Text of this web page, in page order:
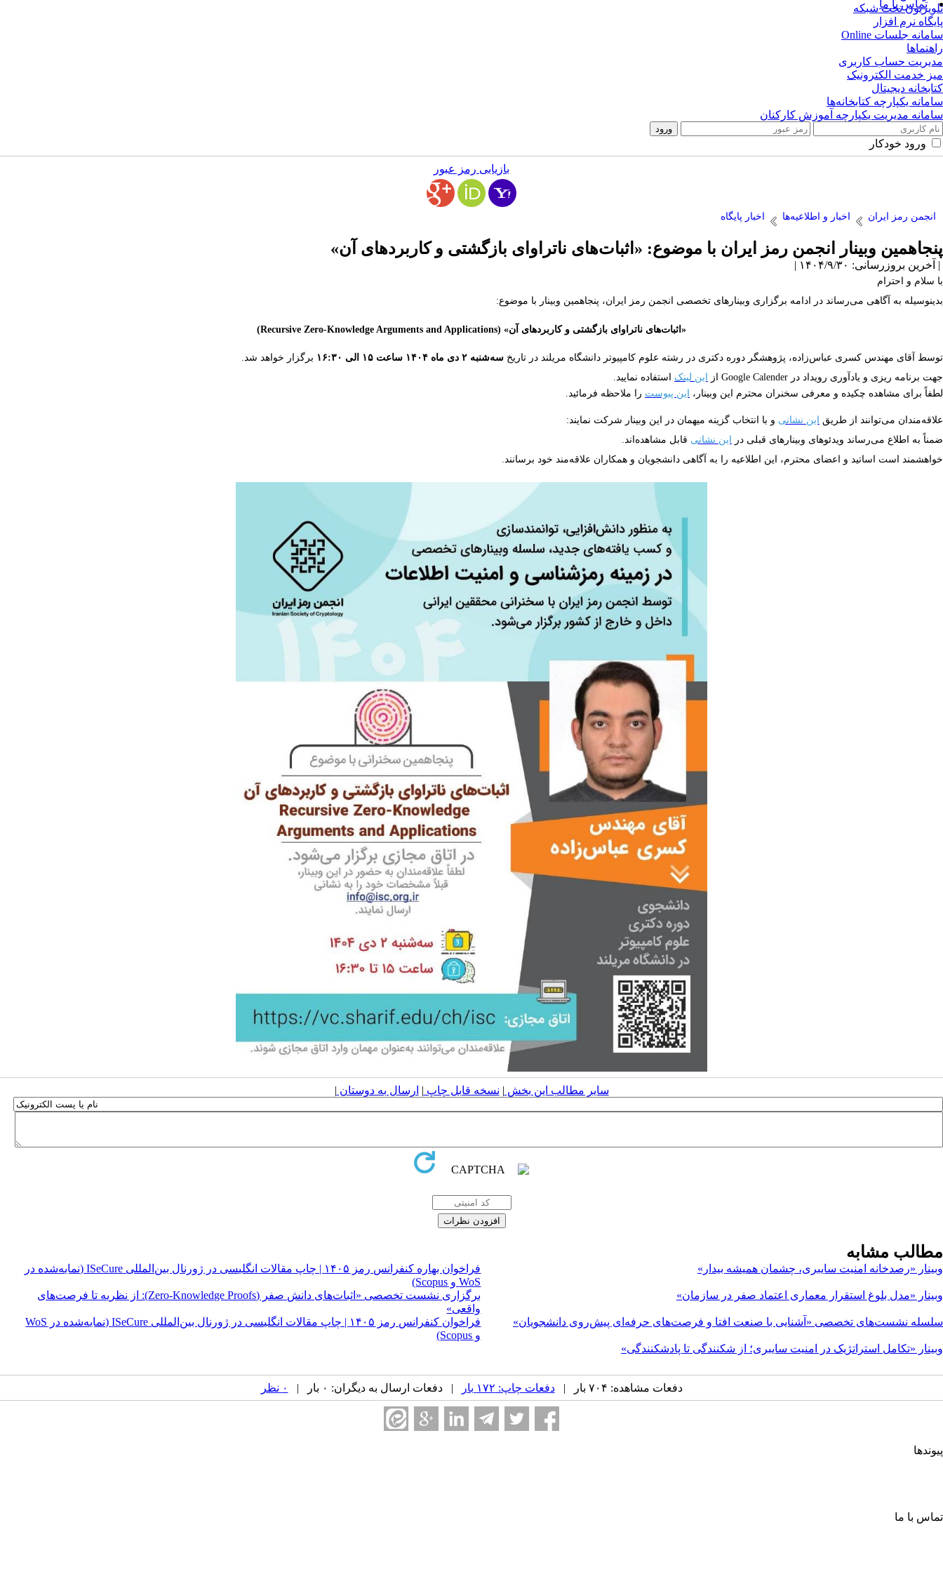
تماس با ما
تلویزیون تحت شبکه
پایگاه نرم افزار
سامانه جلسات Online
راهنماها
مدیریت حساب کاربری
میز خدمت الکترونیک
کتابخانه دیجیتال
سامانه یکپارچه کتابخانه‌ها
سامانه مدیریت یکپارچه آموزش کارکنان
ورود خودکار
بازیابی رمز عبور
انجمن رمز ایران اخبار و اطلاعیه‌ها اخبار پایگاه
پنجاهمین وبینار انجمن رمز ایران با موضوع: «اثبات‌های ناتراوای بازگشتی و کاربرد‌های آن»
| آخرین بروزرسانی: ۱۴۰۴/۹/۳۰ |
با سلام و احترام
بدینوسیله به آگاهی می‌رساند در ادامه برگزاری وبینارهای تخصصی انجمن رمز ایران، پنجاهمین وبینار با موضوع:
«اثبات‌های ناتراوای بازگشتی و کاربرد‌های آن» (Recursive Zero-Knowledge Arguments and Applications)
توسط آقای مهندس کسری عباس‌زاده، پژوهشگر دوره دکتری در رشته علوم کامپیوتر دانشگاه مریلند در تاریخ سه‌شنبه ۲ دی ماه ۱۴۰۴ ساعت ۱۵ الی ۱۶:۳۰
برگزار خواهد شد.
جهت برنامه ریزی و یادآوری رویداد در Google Calender از
این لینک استفاده نمایید.
لطفاً برای مشاهده چکیده و معرفی سخنران محترم این وبینار،
این پیوست را ملاحظه فرمائید.
علاقه‌مندان می‌توانند از طریق این نشانی و با انتخاب گزینه میهمان در این وبینار شرکت نمایند:
ضمناً به اطلاع می‌رساند ویدئوهای وبینارهای قبلی در
این نشانی قابل مشاهده‌اند.
خواهشمند است اساتید و اعضای محترم، این اطلاعیه را به آگاهی دانشجویان و همکاران علاقه‌مند خود برسانند.
سایر مطالب این بخش | نسخه قابل چاپ | ارسال به دوستان |
مطالب مشابه
وبینار «رصدخانه امنیت سایبری، چشمان همیشه بیدار»
فراخوان بهاره کنفرانس رمز ۱۴۰۵ | چاپ مقالات انگلیسی در ژورنال بین‌المللی ISeCure (نمایه‌شده در
WoS و Scopus)
وبینار «مدل بلوغ استقرار معماری اعتماد صفر در سازمان»
برگزاری نشست تخصصی «اثبات‌های دانش صفر (Zero-Knowledge Proofs): از نظریه تا فرصت‌های
واقعی»
سلسله نشست‌های تخصصی «آشنایی با صنعت افتا و فرصت‌های حرفه‌ای پیش‌روی دانشجویان»
فراخوان کنفرانس رمز ۱۴۰۵ | چاپ مقالات انگلیسی در ژورنال بین‌المللی ISeCure (نمایه‌شده در WoS
و Scopus)
وبینار «تکامل استراتژیک در امنیت سایبری؛ از شکنندگی تا پادشکنندگی»
دفعات مشاهده: ۷۰۴ بار | دفعات چاپ: ۱۷۲ بار | دفعات ارسال به دیگران: ۰ بار | ۰ نظر
پیوندها
تماس با ما